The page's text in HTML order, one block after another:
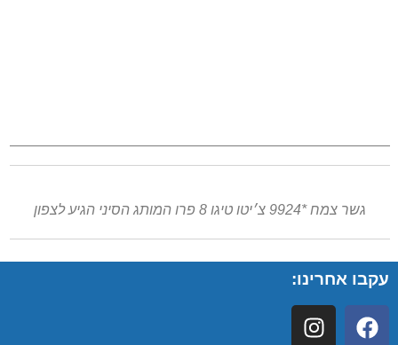
גשר צמח *9924 צ׳יטו טיגו 8 פרו המותג הסיני הגיע לצפון
עקבו אחרינו: